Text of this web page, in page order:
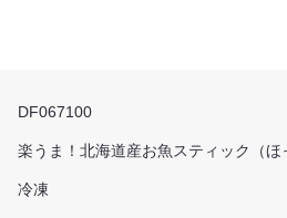
DF067100
楽うま！北海道産お魚スティック（ほ
冷凍